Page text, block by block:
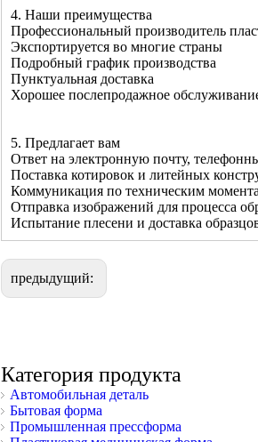
4. Наши преимущества
Профессиональный производитель
Экспортируется во многие страны
Подробный график производства
Пунктуальная доставка
Хорошее послепродажное
5. Предлагает вам
Ответ на электронную почту,
Поставка котировок и литейных
Коммуникация по техническим
Отправка изображений для процесса
Испытание плесени и доставка
предыдущий:
Категория продукта
Автомобильная деталь
Бытовая форма
Промышленная прессформа